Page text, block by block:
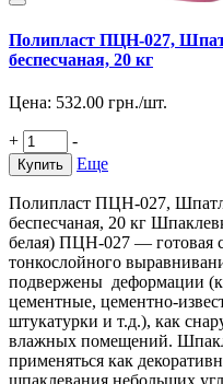
Полипласт ПЦН-027,
беспесчаная, 20 кг
Цена: 532.00 грн./шт.
+ -
Купить Еще
Полипласт ПЦН-027,
беспесчаная, 20 кг
белая) ПЦН-027 — готовая
тонкослойного
подвержены деформации
цементные, цементно-
штукатурки и т.д.), как
влажных помещений.
применяться как
шпаклевания небольших